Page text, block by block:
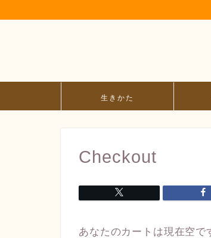
生きかた
Checkout
あなたのカートは現在空で